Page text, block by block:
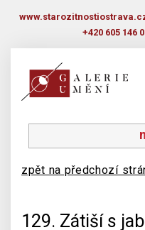
+420 605 146
zpět na předchozí
129. Zátiší s